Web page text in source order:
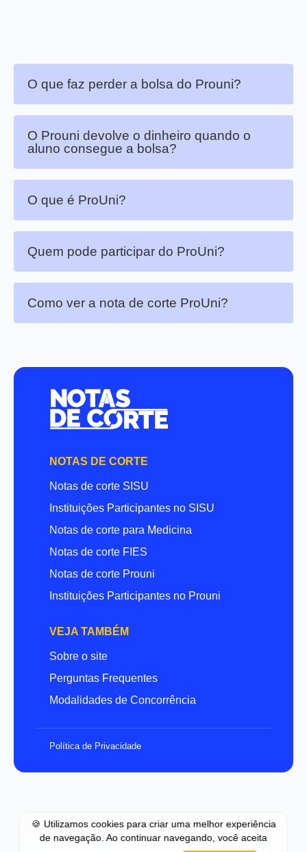
O que faz perder a bolsa do Prouni?
O Prouni devolve o dinheiro quando o
aluno consegue a bolsa?
O que é ProUni?
Quem pode participar do ProUni?
Como ver a nota de corte ProUni?
NOTAS DE CORTE
Notas de corte SISU
Instituições Participantes no SISU
Notas de corte para Medicina
Notas de corte FIES
Notas de corte Prouni
Instituições Participantes no Prouni
VEJA TAMBÉM
Sobre o site
Perguntas Frequentes
Modalidades de Concorrência
Política de Privacidade
🍪 Utilizamos cookies para criar uma melhor experiência
de navegação. Ao continuar navegando, você aceita